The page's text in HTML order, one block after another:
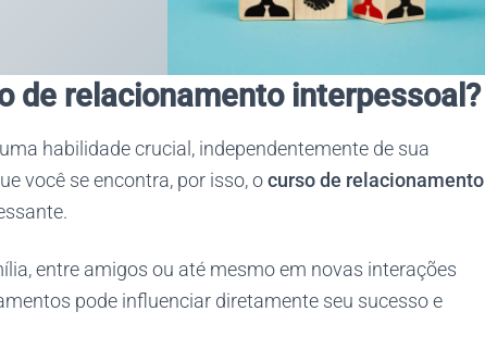
de relacionamento interpessoal?
habilidade crucial, independentemente de sua
você se encontra, por isso, ocurso de relacionamento
entre amigos ou até mesmo em novas interações
pode influenciar diretamente seu sucesso e